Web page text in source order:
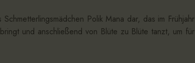
Polik Mana dar, das im Frühjahr
und anschließend von Blüte zu Blüte tanzt, um für